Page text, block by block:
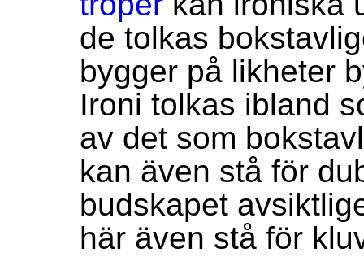
de tolkas
bygger på likheter
Ironi tolkas ibland
av det som
kan även stå för
budskapet
här även stå för